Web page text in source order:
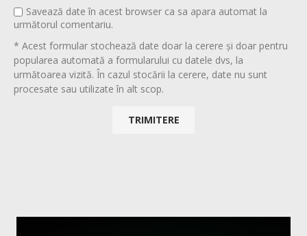
Savează date în acest browser ca sa apara automat la
următorul comentariu.
* Acest formular stochează date doar la cerere și doar pentru
popularea automată a formularului cu datele dvs, la
următoarea vizită. În cazul stocării la cerere, date nu sunt
procesate sau utilizate în alt scop.